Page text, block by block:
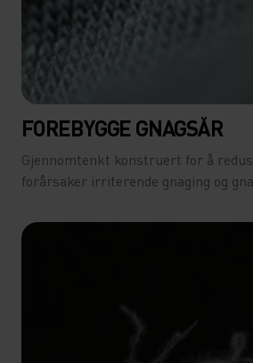
FOREBYGGE GNAGSÅR
Gjennomtenkt konstruert for å
forårsaker irriterende gnaging og